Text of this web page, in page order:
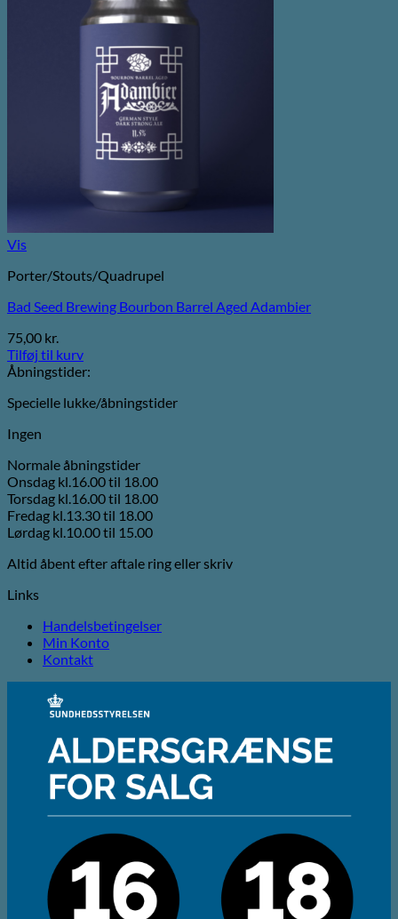
Vis
Porter/Stouts/Quadrupel
Bad Seed Brewing Bourbon Barrel Aged Adambier
75,00 kr.
Tilføj til kurv
Åbningstider:
Specielle lukke/åbningstider
Ingen
Normale åbningstider
Onsdag kl.16.00 til 18.00
Torsdag kl.16.00 til 18.00
Fredag kl.13.30 til 18.00
Lørdag kl.10.00 til 15.00
Altid åbent efter aftale ring eller skriv
Links
Handelsbetingelser
Min Konto
Kontakt